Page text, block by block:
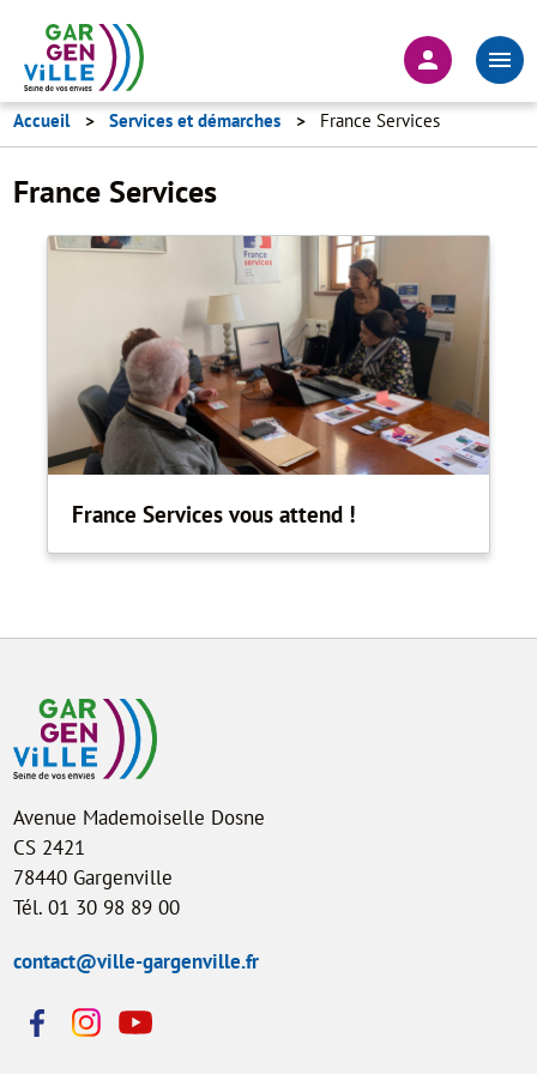
principal
En-
tête
-
Connexion
Accueil Services et démarches France Services
France Services
France Services vous attend !
Avenue Mademoiselle Dosne
CS 2421
78440 Gargenville
Tél. 01 30 98 89 00
contact@ville-gargenville.fr